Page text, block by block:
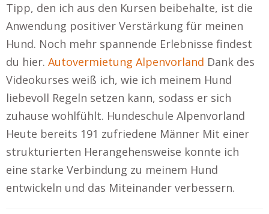
Tipp, den ich aus den Kursen beibehalte, ist die
Anwendung positiver Verstärkung für meinen
Hund. Noch mehr spannende Erlebnisse findest
du hier. Autovermietung Alpenvorland Dank des
Videokurses weiß ich, wie ich meinem Hund
liebevoll Regeln setzen kann, sodass er sich
zuhause wohlfühlt. Hundeschule Alpenvorland
Heute bereits 191 zufriedene Männer Mit einer
strukturierten Herangehensweise konnte ich
eine starke Verbindung zu meinem Hund
entwickeln und das Miteinander verbessern.